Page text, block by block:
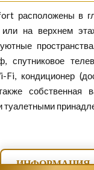
расположены в
на верхнем
спутниковое
Fi, кондиционер
собственная
ИНФОРМАЦИЯ